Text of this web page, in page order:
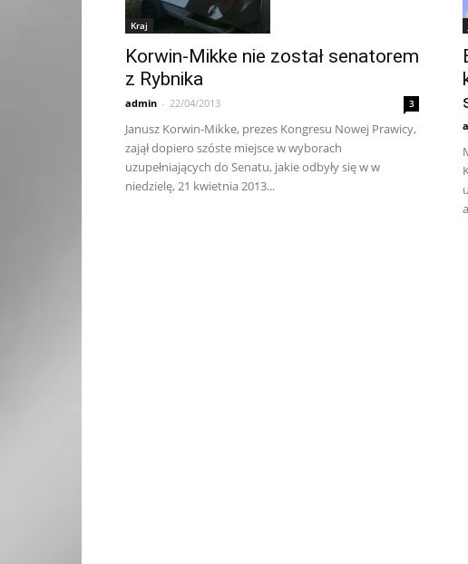
Kraj
Korwin-Mikke nie został senatorem
z Rybnika
admin - 22/04/2013 3
Janusz Korwin-Mikke, prezes Kongresu Nowej Prawicy,
zajął dopiero szóste miejsce w wyborach
uzupełniających do Senatu, jakie odbyły się w w
niedzielę, 21 kwietnia 2013...